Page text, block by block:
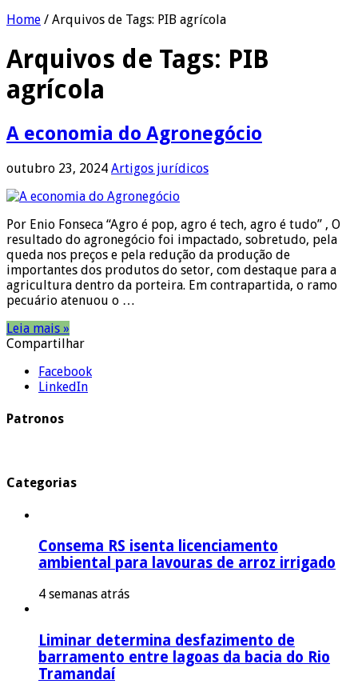
Home / Arquivos de Tags: PIB agrícola
Arquivos de Tags: PIB
agrícola
A economia do Agronegócio
outubro 23, 2024 Artigos jurídicos
Por Enio Fonseca “Agro é pop, agro é tech, agro é tudo” , O
resultado do agronegócio foi impactado, sobretudo, pela
queda nos preços e pela redução da produção de
importantes dos produtos do setor, com destaque para a
agricultura dentro da porteira. Em contrapartida, o ramo
pecuário atenuou o …
Leia mais »
Compartilhar
Facebook
LinkedIn
Patronos
Categorias
Consema RS isenta licenciamento
ambiental para lavouras de arroz irrigado
4 semanas atrás
Liminar determina desfazimento de
barramento entre lagoas da bacia do Rio
Tramandaí